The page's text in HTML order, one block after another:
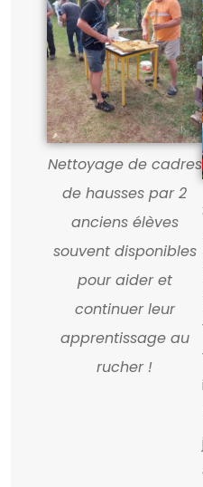
Nettoyage de cadres
de hausses par 2
anciens élèves
souvent disponibles
pour aider et
continuer leur
apprentissage au
rucher !